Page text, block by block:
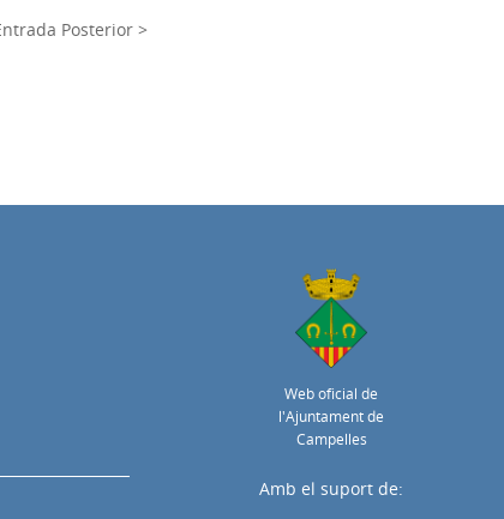
Posterior >
Web oficial de
l'Ajuntament de
Campelles
Amb el suport de: